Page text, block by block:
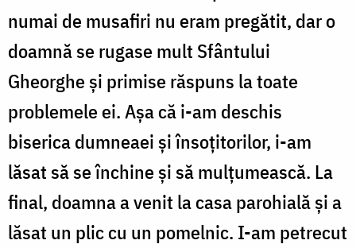
numai de musafiri nu eram pregătit, dar o
doamnă se rugase mult Sfântului
Gheorghe și primise răspuns la toate
problemele ei. Așa că i-am deschis
biserica dumneaei și însoțitorilor, i-am
lăsat să se închine și să mulțumească. La
final, doamna a venit la casa parohială și a
lăsat un plic cu un pomelnic. I-am petrecut